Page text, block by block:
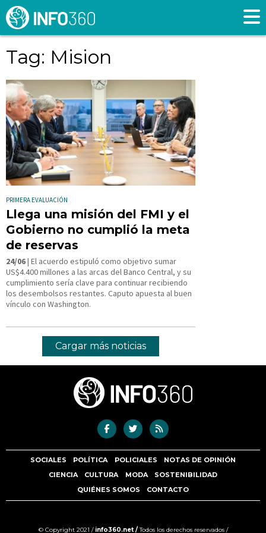
Tag: Mision
PRIMERA EVALUACIÓN
Llega una misión del FMI y el
Gobierno no cumplió la meta
de reservas
24/06| El acuerdo estipuló como objetivo sumar
US$4.400 millones a las arcas del Banco Central, y su
cumplimiento sería clave para continuar recibiendo
los desembolsos restantes. Caputo apuesta al buen
vínculo con Washington.
Cargar más noticias
SOCIALES POLÍTICA POLICIALES
NOTAS DE OPINIÓN
CIENCIA
CULTURA MODA
SOSTENIBILIDAD
QUIÉNES SOMOS
CONTACTO
© Copyright 2021 / info360.net /Todos los derechos reservados /